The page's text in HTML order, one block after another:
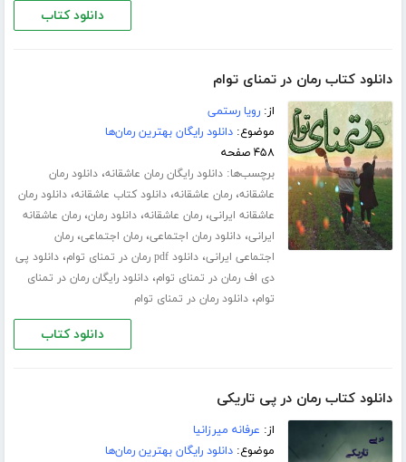
دانلود کتاب
دانلود کتاب رمان در تمنای توام
از:رویا رستمی
موضوع:دانلود رایگان بهترین رمان‌ها
۴۵۸ صفحه
برچسب‌ها:دانلود رایگان رمان عاشقانه،دانلود رمان
عاشقانه،رمان عاشقانه،دانلود کتاب عاشقانه،دانلود رمان
عاشقانه ایرانی،رمان عاشقانه،دانلود رمان،رمان عاشقانه
ایرانی،دانلود رمان اجتماعی،رمان اجتماعی،رمان
اجتماعی ایرانی،دانلود pdf رمان در تمنای توام ،دانلود پی
دی اف رمان در تمنای توام،دانلود رایگان رمان در تمنای
توام،دانلود رمان در تمنای توام
دانلود کتاب
دانلود کتاب رمان در پی تاریکی
از: عرفانه میرزانیا
موضوع:دانلود رایگان بهترین رمان‌ها